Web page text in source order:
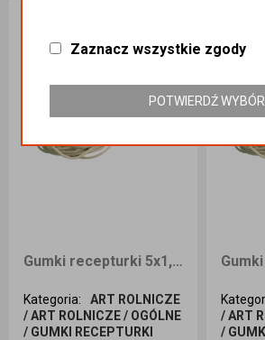
Gumki recepturki 5x1,5 1kg
Kategoria:
ART ROLNICZE
/ ART ROLNICZE / OGÓLNE
/ GUMKI RECEPTURKI
/ ART
/
Zaznacz wszystkie zgody
POTWIERDŹ WYBÓR